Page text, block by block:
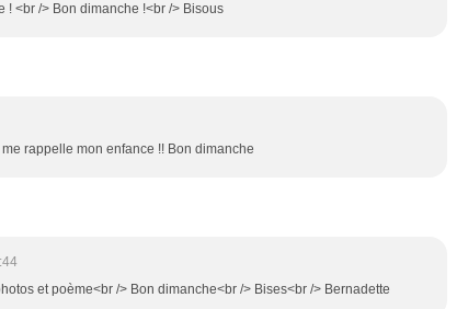
! <br /> Bon dimanche !<br /> Bisous
rappelle mon enfance !! Bon dimanche
et poème<br /> Bon dimanche<br /> Bises<br /> Bernadette